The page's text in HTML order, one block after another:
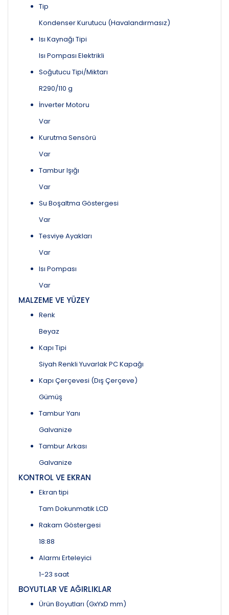
Tip
Kondenser Kurutucu (Havalandırmasız)
Isı Kaynağı Tipi
Isı Pompası Elektrikli
Soğutucu Tipi/Miktarı
R290/110 g
İnverter Motoru
Var
Kurutma Sensörü
Var
Tambur Işığı
Var
Su Boşaltma Göstergesi
Var
Tesviye Ayakları
Var
Isı Pompası
Var
MALZEME VE YÜZEY
Renk
Beyaz
Kapı Tipi
Siyah Renkli Yuvarlak PC Kapağı
Kapı Çerçevesi (Dış Çerçeve)
Gümüş
Tambur Yanı
Galvanize
Tambur Arkası
Galvanize
KONTROL VE EKRAN
Ekran tipi
Tam Dokunmatik LCD
Rakam Göstergesi
18:88
Alarmı Erteleyici
1-23 saat
BOYUTLAR VE AĞIRLIKLAR
Ürün Boyutları (GxYxD mm)